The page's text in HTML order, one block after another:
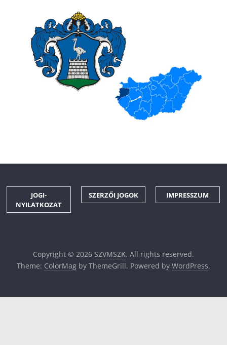
JOGI-
NYILATKOZAT
SZERZŐI JOGOK IMPRESSZUM
Copyright © 2026 SZVMSZK. All rights reserved.
Theme: ColorMagby ThemeGrill. Powered by WordPress.